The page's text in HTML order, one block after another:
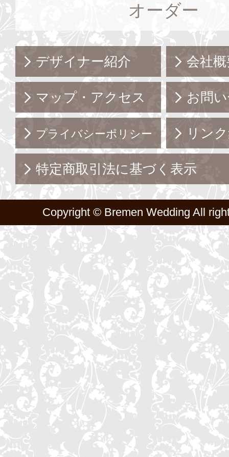
オーダー
デザイナー紹介 会社
マップ・アクセス お問
プライバシーポリシー リン
特定商取引法に基づく表示
Copyright © Bremen Wedding All